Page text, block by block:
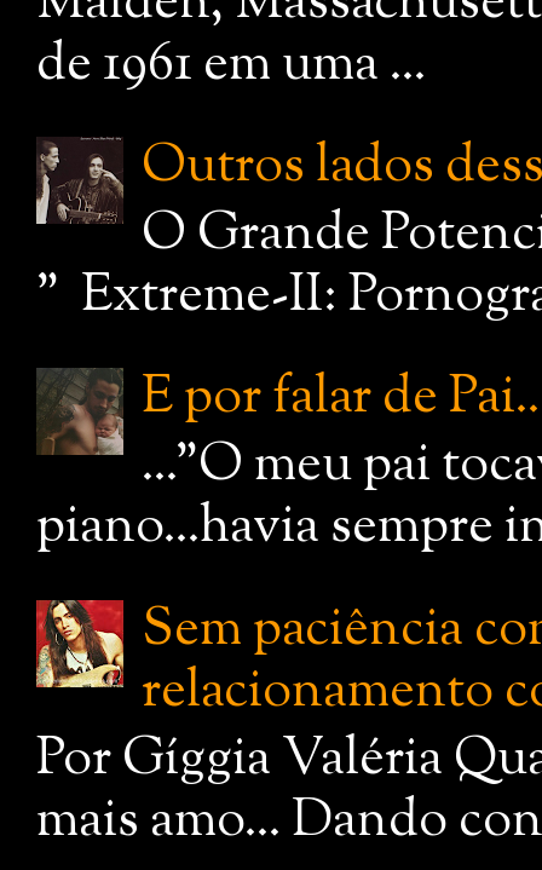
de 1961 em uma ...
Outros lados
O Grande
" Extreme-II:
E por falar de
..."O meu pai
piano...havia sempre
Sem paciência
relacionamento
Por Gíggia Valéria
mais amo... Dando